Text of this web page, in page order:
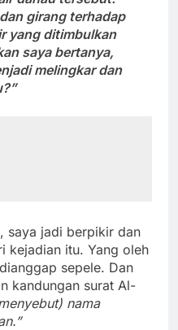
girang terhadap
yang ditimbulkan
saya bertanya,
melingkar dan
saya jadi berpikir dan
kejadian itu. Yang oleh
sepele. Dan
kandungan surat Al-
nama